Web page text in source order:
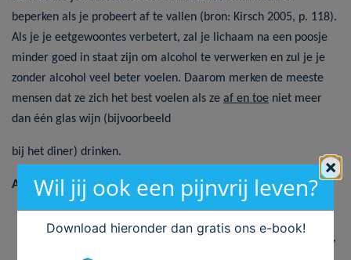
beperken als je probeert af te vallen (bron: Kirsch 2005, p. 118).
Als je je eetgewoontes verbetert, zal je lichaam na een poosje
minder goed in staat zijn om alcohol te verwerken en zul je je
zonder alcohol veel beter voelen. Daarom merken de meeste
mensen dat ze zich het best voelen als ze af en toe niet meer
dan één glas wijn (bijvoorbeeld
bij het diner) drinken.
Actieplan
dringend om niet meer dan één glas per week te drinken,
×
Wil jij ook een pijnvrij leven?
Download hieronder dan gratis ons e-book!